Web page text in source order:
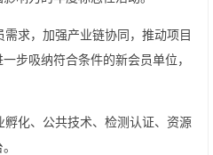
求，加强产业链协同，推动项目
步吸纳符合条件的新会员单位，
化、公共技术、检测认证、资源